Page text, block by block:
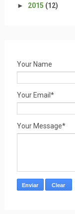
► 2015 (12)
Your Name
Your Email*
Your Message*